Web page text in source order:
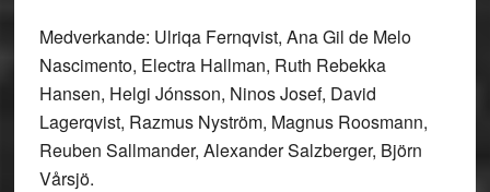
Medverkande: Ulriqa Fernqvist, Ana Gil de Melo
Nascimento, Electra Hallman, Ruth Rebekka
Hansen, Helgi Jónsson, Ninos Josef, David
Lagerqvist, Razmus Nyström, Magnus Roosmann,
Reuben Sallmander, Alexander Salzberger, Björn
Vårsjö.